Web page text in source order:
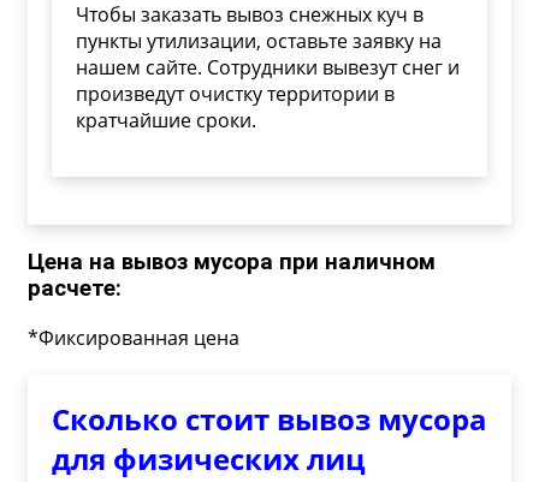
Чтобы заказать вывоз снежных куч в
пункты утилизации, оставьте заявку на
нашем сайте. Сотрудники вывезут снег и
произведут очистку территории в
кратчайшие сроки.
Цена на вывоз мусора при наличном
расчете:
*Фиксированная цена
Сколько стоит вывоз мусора
для физических лиц